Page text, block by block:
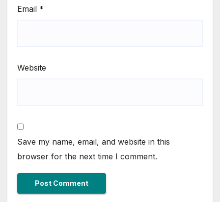
Email *
Website
Save my name, email, and website in this
browser for the next time I comment.